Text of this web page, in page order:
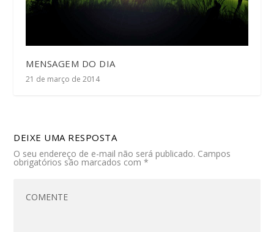
MENSAGEM DO DIA
21 de março de 2014
DEIXE UMA RESPOSTA
O seu endereço de e-mail não será publicado. Campos
obrigatórios são marcados com*